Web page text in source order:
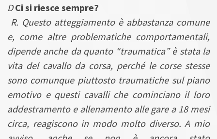
DCi si riesce sempre?
R. Questo atteggiamento è abbastanza comune
e, come altre problematiche comportamentali,
dipende anche da quanto “traumatica” è stata la
vita del cavallo da corsa, perché le corse stesse
sono comunque piuttosto traumatiche sul piano
emotivo e questi cavalli che cominciano il loro
addestramento e allenamento alle gare a 18 mesi
circa, reagiscono in modo molto diverso. A mio